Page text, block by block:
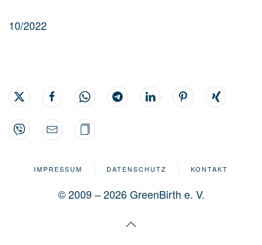
10/2022
IMPRESSUM DATENSCHUTZ KONTAKT
© 2009 – 2026 GreenBirth e. V.